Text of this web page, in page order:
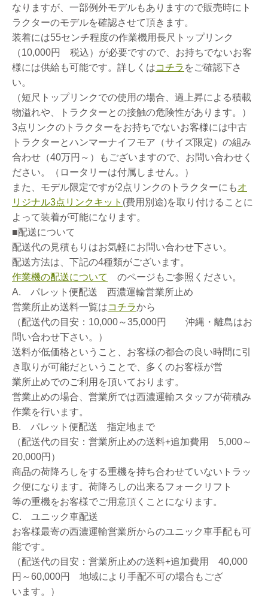
なりますが、一部例外モデルもありますので販売時にト
ラクターのモデルを確認させて頂きます。
装着には55センチ程度の作業機用長尺トップリンク
（10,000円 税込）が必要ですので、お持ちでないお客
様には供給も可能です。詳しくはコチラ をご確認下さ
い。
（短尺トップリンクでの使用の場合、過上昇による積載
物溢れや、トラクターとの接触の危険性があります。）
3点リンクのトラクターをお持ちでないお客様には中古
トラクターとハンマーナイフモア（サイズ限定）の組み
合わせ（40万円～）もございますので、お問い合わせく
ださい。（ロータリーは付属しません。）
また、モデル限定ですが2点リンクのトラクターにもオ
リジナル3点リンクキット (費用別途)を取り付けることに
よって装着が可能になります。
■配送について
配送代の見積もりはお気軽にお問い合わせ下さい。
配送方法は、下記の4種類がございます。
作業機の配送について
のページもご参照ください。
A. パレット便配送 西濃運輸営業所止め
営業所止め送料一覧はコチラから
（配送代の目安：10,000～35,000円 沖縄・離島はお
問い合わせ下さい。）
送料が低価格ということ、お客様の都合の良い時間に引
き取りが可能だということで、多くのお客様が営
業所止めでのご利用を頂いております。
営業止めの場合、営業所では西濃運輸スタッフが荷積み
作業を行います。
B. パレット便配送 指定地まで
（配送代の目安：営業所止めの送料+追加費用 5,000～
20,000円）
商品の荷降ろしをする重機を持ち合わせていないトラッ
ク便になります。荷降ろしの出来るフォークリフト
等の重機をお客様でご用意頂くことになります。
C. ユニック車配送
お客様最寄の西濃運輸営業所からのユニック車手配も可
能です。
（配送代の目安：営業所止めの送料+追加費用 40,000
円～60,000円 地域により手配不可の場合もござ
います。）